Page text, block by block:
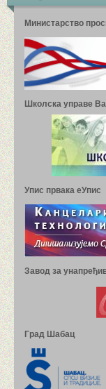
О ШКОЛИ
Министарство
Школска управе
Упис првака еУпис
Завод за
Град Шабац